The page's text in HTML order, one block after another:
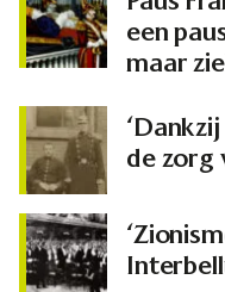
een
maar
de zorg